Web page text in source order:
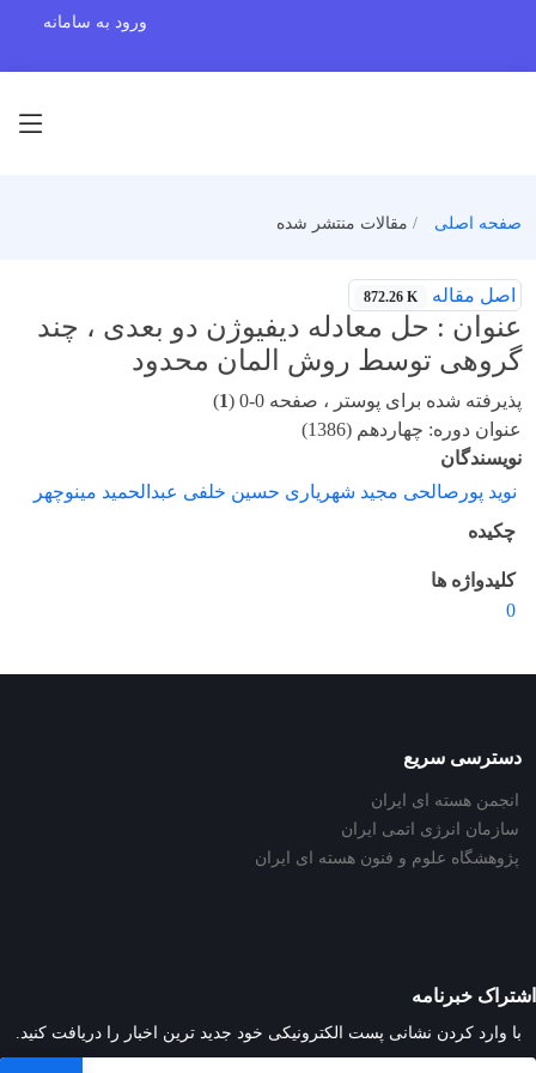
ورود به سامانه
صفحه اصلی مقالات منتشر شده
اصل مقاله 872.26 K
عنوان : حل معادله دیفیوژن دو بعدی ، چند
گروهی توسط روش المان محدود
پذیرفته شده برای پوستر ، صفحه 0-0 ( 1
)
عنوان دوره: چهاردهم (1386)
نویسندگان
نوید پورصالحی مجید شهریاری حسین خلفی عبدالحمید مینوچهر
چکیده
کلیدواژه ها
0
دسترسی سریع
انجمن هسته ای ایران
سازمان انرژی اتمی ایران
پژوهشگاه علوم و فنون هسته ای ایران
اشتراک خبرنامه
با وارد کردن نشانی پست الکترونیکی خود جدید ترین اخبار را دریافت کنید.